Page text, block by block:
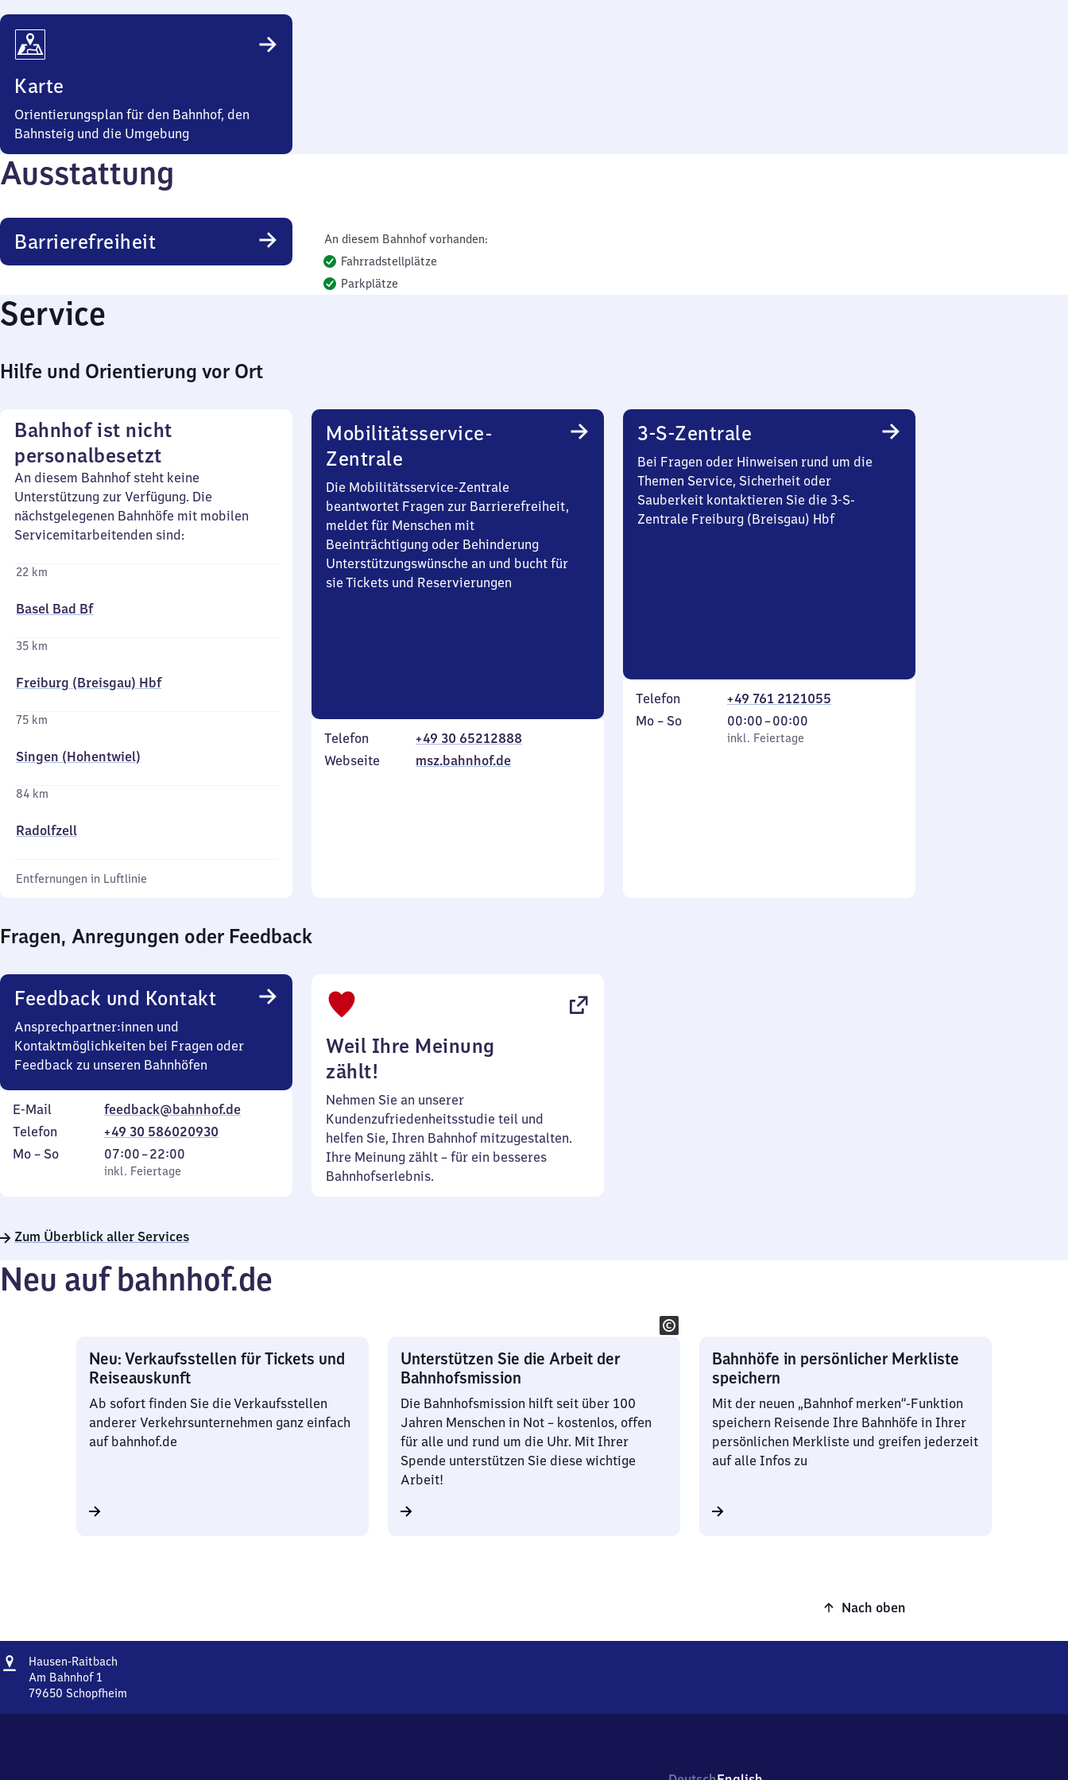
Karte
Orientierungsplan für den Bahnhof, den
Bahnsteig und die Umgebung
Ausstattung
Barrierefreiheit
An diesem Bahnhof vorhanden:
Fahrradstellplätze
Parkplätze
Service
Hilfe und Orientierung vor Ort
Bahnhof ist nicht
personalbesetzt
An diesem Bahnhof steht keine
Unterstützung zur Verfügung. Die
nächstgelegenen Bahnhöfe mit mobilen
Servicemitarbeitenden sind:
22 km
Basel Bad Bf
35 km
Freiburg (Breisgau) Hbf
75 km
Singen (Hohentwiel)
84 km
Radolfzell
Entfernungen in Luftlinie
Mobilitätsservice-
Zentrale
Die Mobilitätsservice-Zentrale
beantwortet Fragen zur Barrierefreiheit,
meldet für Menschen mit
Beeinträchtigung oder Behinderung
Unterstützungswünsche an und bucht für
sie Tickets und Reservierungen
Telefon
+49 30 65212888
Webseite
msz.bahnhof.de
3-S-Zentrale
Bei Fragen oder Hinweisen rund um die
Themen Service, Sicherheit oder
Sauberkeit kontaktieren Sie die 3-S-
Zentrale Freiburg (Breisgau) Hbf
Telefon
+49 761 2121055
Montag
Mo – So,
inkl. Feiertage
00:00–00:00
Von
0
inkl. Feiertage
Fragen, Anregungen oder Feedback
Feedback und Kontakt
Ansprechpartner:innen und
Kontaktmöglichkeiten bei Fragen oder
Feedback zu unseren Bahnhöfen
E-Mail
feedback@bahnhof.de
Telefon
+49 30 586020930
Montag
Mo – So,
inkl. Feiertage
07:00–22:00
Von
7
22
inkl. Feiertage
Weil Ihre Meinung
zählt!
Nehmen Sie an unserer
Kundenzufriedenheitsstudie teil und
helfen Sie, Ihren Bahnhof mitzugestalten.
Ihre Meinung zählt – für ein besseres
Bahnhofserlebnis.
Zum Überblick aller Services
Neu auf bahnhof.de
Neu: Verkaufsstellen für Tickets und
Reiseauskunft
Ab sofort finden Sie die Verkaufsstellen
anderer Verkehrsunternehmen ganz einfach
auf bahnhof.de
Unterstützen Sie die Arbeit der
Bahnhofsmission
Die Bahnhofsmission hilft seit über 100
Jahren Menschen in Not – kostenlos, offen
für alle und rund um die Uhr. Mit Ihrer
Spende unterstützen Sie diese wichtige
Arbeit!
Bahnhöfe in persönlicher Merkliste
speichern
Mit der neuen „Bahnhof merken“-Funktion
speichern Reisende Ihre Bahnhöfe in Ihrer
persönlichen Merkliste und greifen jederzeit
auf alle Infos zu
Nach oben
Adresse
Hausen-Raitbach
Am Bahnhof 1
79650 Schopfheim